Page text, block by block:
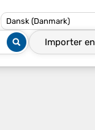
Importer en